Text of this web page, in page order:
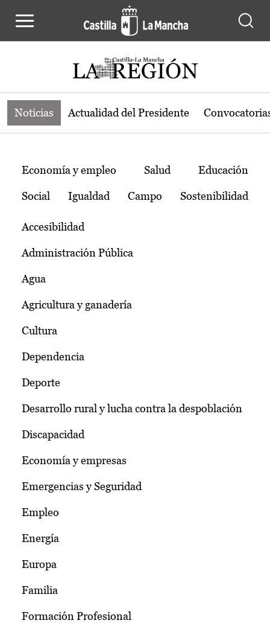
Noticias de la región de Castilla-La
Noticias Actualidad del Presidente
Temas
Economía y empleo Salud Educación
Social Igualdad Campo Sostenibilidad
Accesibilidad
Administración Pública
Agua
Agricultura y ganadería
Cultura
Dependencia
Deporte
Desarrollo rural y lucha contra la despoblación
Discapacidad
Economía y empresas
Emergencias y Seguridad
Empleo
Energía
Europa
Familia
Formación Profesional